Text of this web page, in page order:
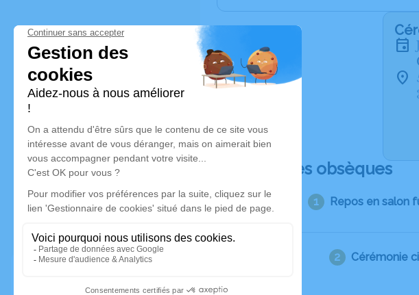
Déroulé des obsèques
Repos en salon
Cérémonie